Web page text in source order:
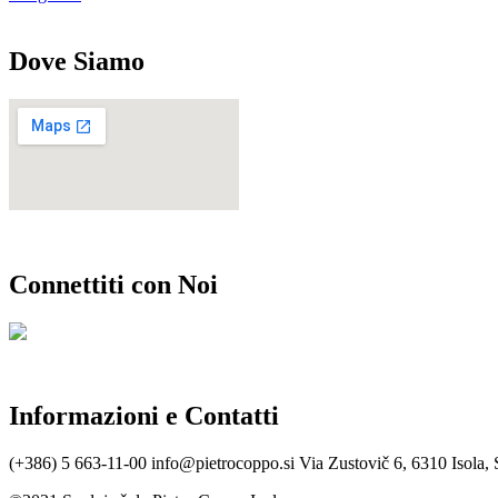
Dove Siamo
Connettiti con Noi
Informazioni e Contatti
(+386) 5 663-11-00 info@pietrocoppo.si Via Zustovič 6, 6310 Isola,